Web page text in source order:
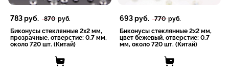
783руб. 870руб.
Биконусы стеклянные 2x2 мм,
прозрачные, отверстие: 0.7 мм,
около 720 шт. (Китай)
693руб. 770руб.
Биконусы стеклянные 2x2 мм,
цвет бежевый, отверстие: 0.7
мм, около 720 шт. (Китай)